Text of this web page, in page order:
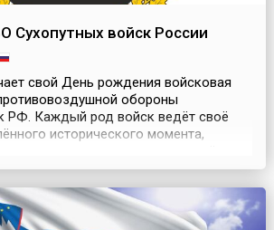
Сухопутных войск России
свой День рождения войсковая
обороны
РФ. Каждый род войск ведёт своё
исторического момента,
наступившего с появлением новых
над полем боя военной
к созданию средств защиты от